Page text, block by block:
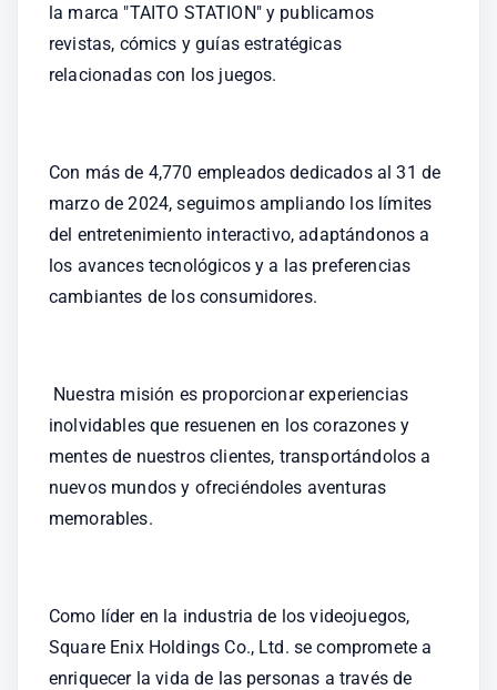
la marca "TAITO STATION" y publicamos
revistas, cómics y guías estratégicas
relacionadas con los juegos.
Con más de 4,770 empleados dedicados al 31 de
marzo de 2024, seguimos ampliando los límites
del entretenimiento interactivo, adaptándonos a
los avances tecnológicos y a las preferencias
cambiantes de los consumidores.
Nuestra misión es proporcionar experiencias
inolvidables que resuenen en los corazones y
mentes de nuestros clientes, transportándolos a
nuevos mundos y ofreciéndoles aventuras
memorables.
Como líder en la industria de los videojuegos,
Square Enix Holdings Co., Ltd. se compromete a
enriquecer la vida de las personas a través de